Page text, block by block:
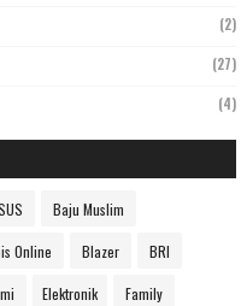
(2)
(27)
(4)
Baju Muslim
Online Blazer BRI
Elektronik Family